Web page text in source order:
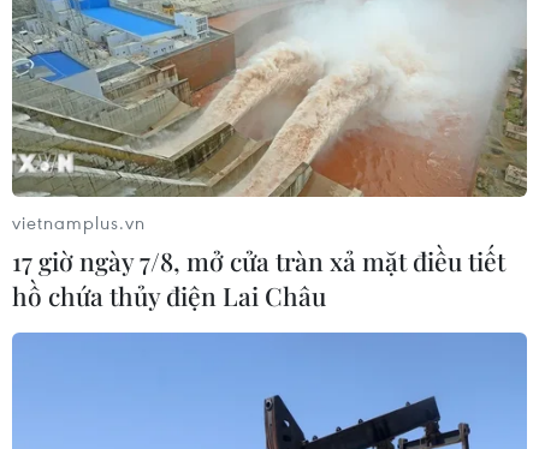
vietnamplus.vn
17 giờ ngày 7/8, mở cửa tràn xả mặt điều tiết
hồ chứa thủy điện Lai Châu